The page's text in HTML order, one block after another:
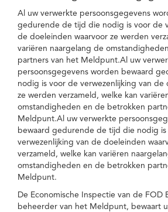
Al uw verwerkte persoonsgegevens
gedurende de tijd die nodig is voor de
de doeleinden waarvoor ze werden
variëren naargelang de
partners van het Meldpunt.Al uw
persoonsgegevens worden bewaard
nodig is voor de verwezenlijking van de
ze werden verzameld, welke kan
omstandigheden en de betrokken
Meldpunt.Al uw verwerkte
bewaard gedurende de tijd die nodig is
verwezenlijking van de doeleinden
verzameld, welke kan variëren
omstandigheden en de betrokken
Meldpunt.
De Economische Inspectie van de FOD
beheerder van het Meldpunt, bewaart